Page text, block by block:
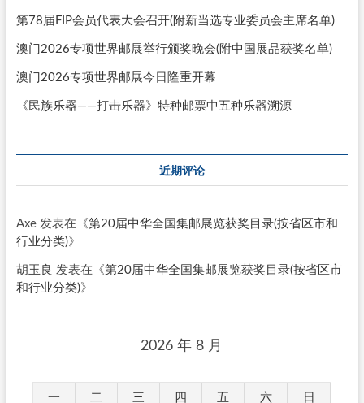
第78届FIP会员代表大会召开(附新当选专业委员会主席名单)
澳门2026专项世界邮展举行颁奖晚会(附中国展品获奖名单)
澳门2026专项世界邮展今日隆重开幕
《民族乐器——打击乐器》特种邮票中五种乐器溯源
近期评论
Axe发表在《第20届中华全国集邮展览获奖目录(按省区市和
行业分类)》
胡玉良 发表在《第20届中华全国集邮展览获奖目录(按省区市
和行业分类)》
2026 年 8 月
一 二 三 四 五 六 日